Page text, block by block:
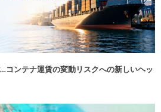
コンテナ運賃の変動リスクへの新しいヘッ